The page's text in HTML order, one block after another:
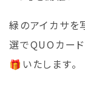
緑のアイカサ
選でQUOカー
🎁いたします。